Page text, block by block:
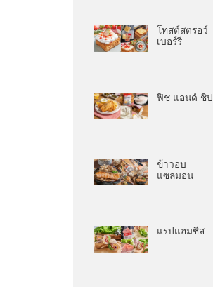
โทสต์สตรอว์
เบอร์รี
ฟิช แอนด์ ชิป
ข้าวอบ
แซลมอน
แรปแฮมชีส